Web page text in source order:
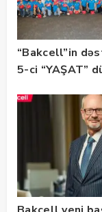
“Bakcell”in
5-ci “YAŞAT”